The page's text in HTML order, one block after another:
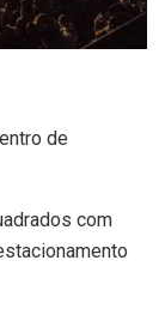
de
com